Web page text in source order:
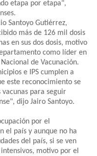
etapa por etapa",
Santoyo Gutiérrez,
más de 126 mil dosis
en sus dos dosis, motivo
como líder en
de Vacunación.
e IPS cumplen a
este reconocimiento se
para seguir
dijo Jairo Santoyo.
por el
el país y aunque no ha
del país, si se ven
motivo por el